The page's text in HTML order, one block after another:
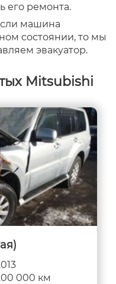
его ремонта.
машина
состоянии, то мы
эвакуатор.
Mitsubishi
000 км